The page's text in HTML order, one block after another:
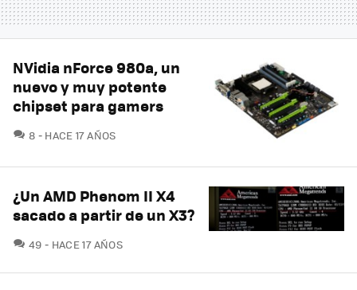
NVidia nForce 980a, un
nuevo y muy potente
chipset para gamers
8 COMENTARIOS
HACE 17 AÑOS
¿Un AMD Phenom II X4
sacado a partir de un X3?
49 COMENTARIOS
HACE 17 AÑOS